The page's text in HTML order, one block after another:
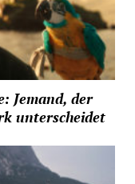
Jemand, der
unterscheidet